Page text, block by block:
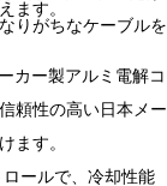
ます。
りがちなケーブルを
カー製アルミ電解コ
頼性の高い日本メー
ます。
ールで、冷却性能